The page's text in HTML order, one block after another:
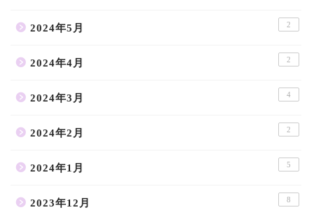
2024年5月 2
2024年4月 2
2024年3月 4
2024年2月 2
2024年1月 5
2023年12月 8